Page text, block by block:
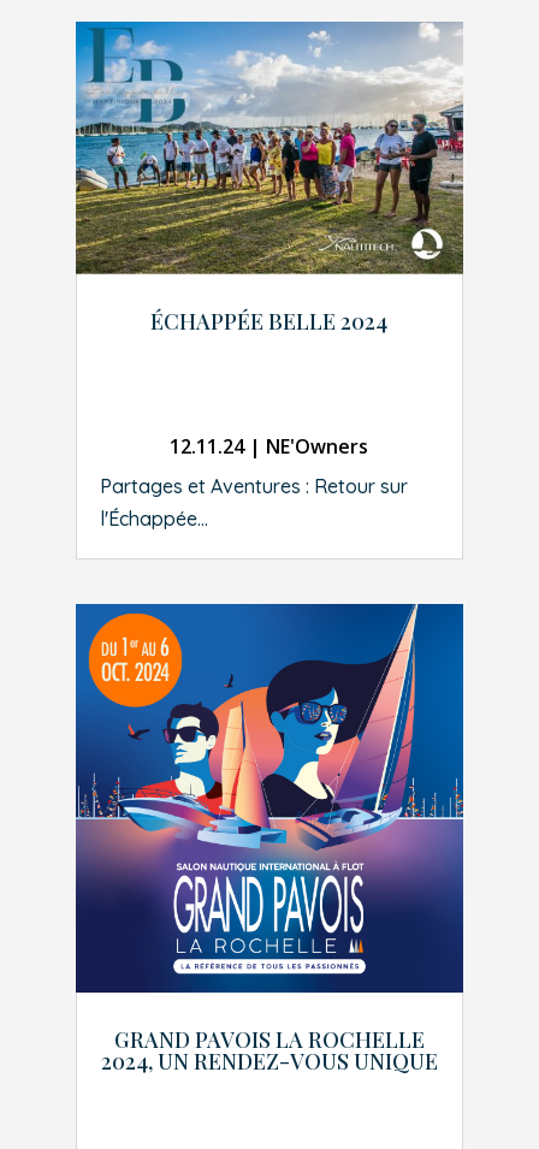
ÉCHAPPÉE BELLE 2024
12.11.24| NE'Owners
Partages et Aventures : Retour sur
l'Échappée...
GRAND PAVOIS LA ROCHELLE
2024, UN RENDEZ-VOUS UNIQUE